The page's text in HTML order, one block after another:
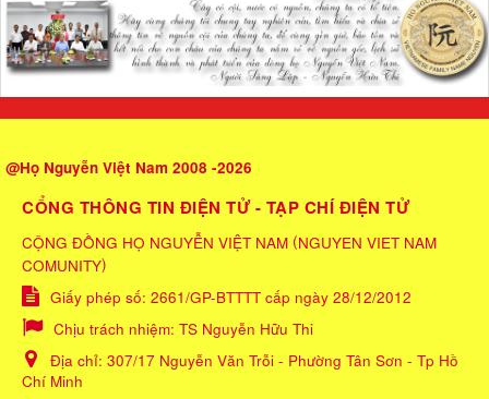
@Họ Nguyễn Việt Nam 2008 -2026
CỔNG THÔNG TIN ĐIỆN TỬ - TẠP CHÍ ĐIỆN TỬ
CỘNG ĐỒNG HỌ NGUYỄN VIỆT NAM (NGUYEN VIET NAM
COMUNITY)
Giấy phép số: 2661/GP-BTTTT cấp ngày 28/12/2012
Chịu trách nhiệm: TS Nguyễn Hữu Thi
Địa chỉ: 307/17 Nguyễn Văn Trỗi - Phường Tân Sơn - Tp Hồ
Chí Minh